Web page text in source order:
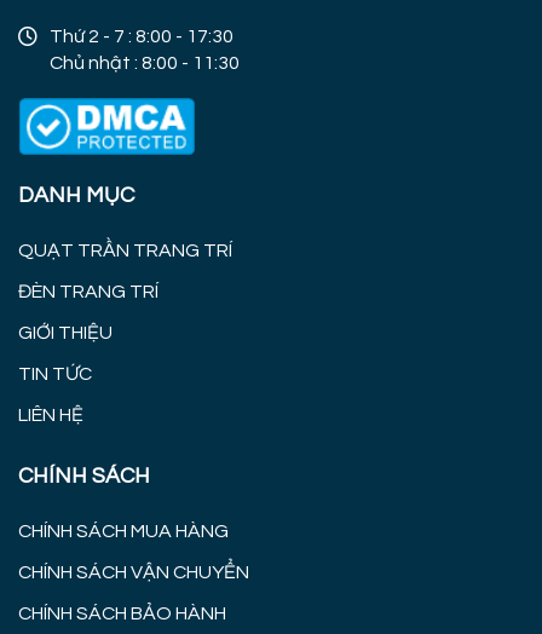
Thứ 2 - 7 : 8:00 - 17:30
Chủ nhật : 8:00 - 11:30
DANH MỤC
QUẠT TRẦN TRANG TRÍ
ĐÈN TRANG TRÍ
GIỚI THIỆU
TIN TỨC
LIÊN HỆ
CHÍNH SÁCH
CHÍNH SÁCH MUA HÀNG
CHÍNH SÁCH VẬN CHUYỂN
CHÍNH SÁCH BẢO HÀNH